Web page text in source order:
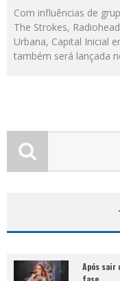
Com influências de
The Strokes,
Urbana, Capital Inicial
também será lançada
Após sair